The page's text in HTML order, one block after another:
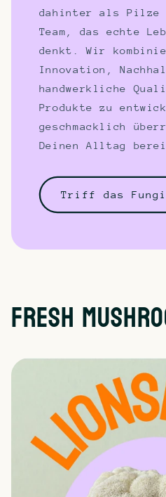
dahinter als Pilze
Team, das echte
denkt. Wir
Innovation,
handwerkliche
Produkte zu
geschmacklich
Deinen Alltag
Triff das Fungi
Fresh